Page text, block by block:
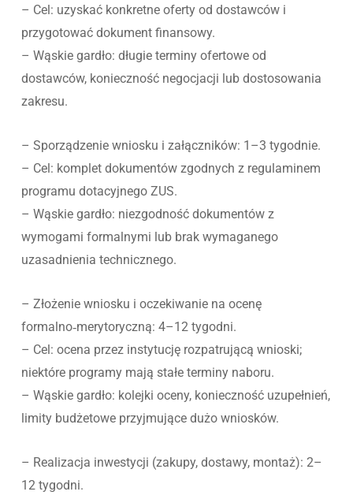
– Cel: uzyskać konkretne oferty od dostawców i
przygotować dokument finansowy.
– Wąskie gardło: długie terminy ofertowe od
dostawców, konieczność negocjacji lub dostosowania
zakresu.
– Sporządzenie wniosku i załączników: 1–3 tygodnie.
– Cel: komplet dokumentów zgodnych z regulaminem
programu dotacyjnego ZUS.
– Wąskie gardło: niezgodność dokumentów z
wymogami formalnymi lub brak wymaganego
uzasadnienia technicznego.
– Złożenie wniosku i oczekiwanie na ocenę
formalno‑merytoryczną: 4–12 tygodni.
– Cel: ocena przez instytucję rozpatrującą wnioski;
niektóre programy mają stałe terminy naboru.
– Wąskie gardło: kolejki oceny, konieczność uzupełnień,
limity budżetowe przyjmujące dużo wniosków.
– Realizacja inwestycji (zakupy, dostawy, montaż): 2–
12 tygodni.